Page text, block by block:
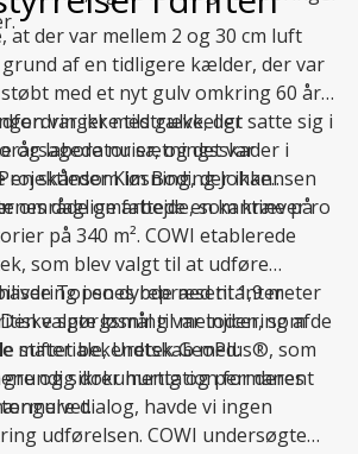
at der var mellem 2 og 30 cm luft
af en tidligere kælder, der var
med et nyt gulv omkring 60 år
var ikke tilstrækkeligt
nu sætningsskader i
Kim Boding Johannsen
med gulve, der satte sig i
og laboratorier, og det var
en skånsom løsning, der ikke
daglige arbejde, som kræver ro
område omfattede en kantine på
på 340 m². COWI etablerede
som blev valgt til at udføre
i en dybde ned til 1,9 meter
Den valgte løsning var injicering af
materiale, Uretek GeoPlus®, som
og sikrer hurtig og permanent
Topsoes repræsentanter
spørgsmål til metoden, som de
stiftet bekendtskab med:
grundig dokumentation for deres
dialog, havde vi ingen
udførelsen. COWI undersøgte